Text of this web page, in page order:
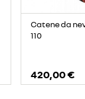
Catene da
110
420,00 €